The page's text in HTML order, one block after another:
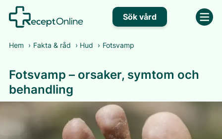
Sök vård
Hem › Fakta & råd › Hud › Fotsvamp
Fotsvamp – orsaker, symtom och
behandling